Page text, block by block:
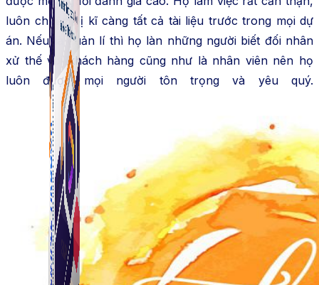
Simple Tikdown
Công cụ giúp bạn tải video Tiktok không có logo
nhanh chóng.
luôn chuẩn bị kĩ càng tất cả tài liệu trước trong mọi dự
án. Nếu là quản lí thì họ làn những người biết đối nhân
xử thế với khách hàng cũng như là nhân viên nên họ
luôn được mọi người tôn trọng và yêu quý.